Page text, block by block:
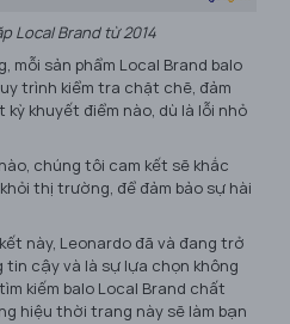
Local Brand từ 2014
mỗi sản phẩm Local Brand balo
trình kiểm tra chặt chẽ, đảm
khuyết điểm nào, dù là lỗi nhỏ
chúng tôi cam kết sẽ khắc
thị trường, để đảm bảo sự hài
này, Leonardo đã và đang trở
cậy và là sự lựa chọn không
kiếm balo Local Brand chất
hiệu thời trang này sẽ làm bạn